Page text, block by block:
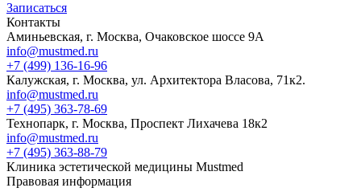
Записаться
Контакты
Аминьевская, г. Москва, Очаковское шоссе 9А
info@mustmed.ru
+7 (499) 136-16-96
Калужская, г. Москва, ул. Архитектора Власова, 71к2.
info@mustmed.ru
+7 (495) 363-78-69
Технопарк, г. Москва, Проспект Лихачева 18к2
info@mustmed.ru
+7 (495) 363-88-79
Клиника эстетической медицины Mustmed
Правовая информация